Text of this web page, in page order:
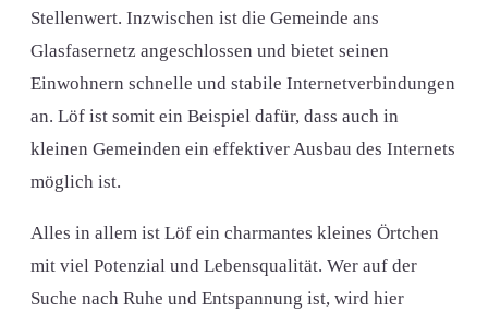
Stellenwert. Inzwischen ist die Gemeinde ans
Glasfasernetz angeschlossen und bietet seinen
Einwohnern schnelle und stabile Internetverbindungen
an. Löf ist somit ein Beispiel dafür, dass auch in
kleinen Gemeinden ein effektiver Ausbau des Internets
möglich ist.
Alles in allem ist Löf ein charmantes kleines Örtchen
mit viel Potenzial und Lebensqualität. Wer auf der
Suche nach Ruhe und Entspannung ist, wird hier